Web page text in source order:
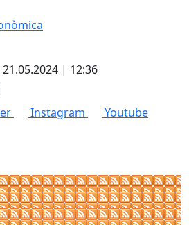
| 12:36
Instagram Youtube